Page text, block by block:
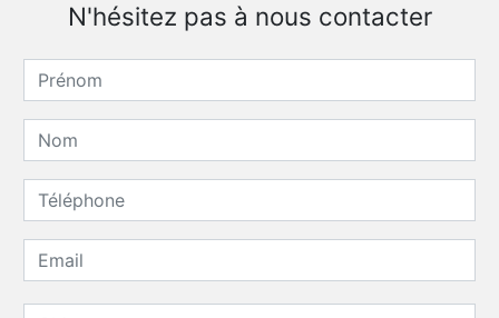
N'hésitez pas à nous contacter